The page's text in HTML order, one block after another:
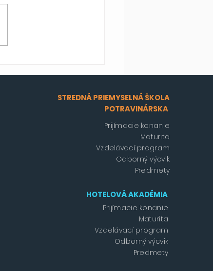
STREDNÁ PRIEMYSELNÁ ŠKOLA
POTRAVINÁRSKA
Prijímacie konanie
Maturita
Vzdelávací program
Odborný výcvik
Predmety
HOTELOVÁ AKADÉMIA
Prijímacie konanie
Maturita
Vzdelávací program
Odborný výcvik
Predmety